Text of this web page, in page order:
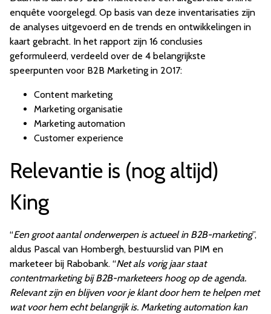
enquête voorgelegd. Op basis van deze inventarisaties zijn
de analyses uitgevoerd en de trends en ontwikkelingen in
kaart gebracht. In het rapport zijn 16 conclusies
geformuleerd, verdeeld over de 4 belangrijkste
speerpunten voor B2B Marketing in 2017:
Content marketing
Marketing organisatie
Marketing automation
Customer experience
Relevantie is (nog altijd)
King
“Een groot aantal onderwerpen is actueel in B2B-marketing”,
aldus Pascal van Hombergh, bestuurslid van PIM en
marketeer bij Rabobank. “Net als vorig jaar staat
contentmarketing bij B2B-marketeers hoog op de agenda.
Relevant zijn en blijven voor je klant door hem te helpen met
wat voor hem echt belangrijk is. Marketing automation kan